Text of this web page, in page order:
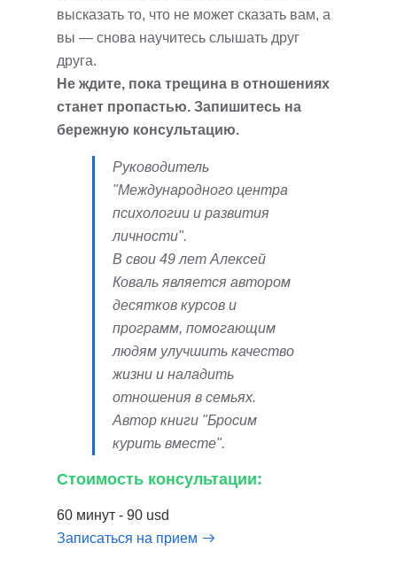
высказать то, что не может сказать вам, а
вы — снова научитесь слышать друг
друга.
Не ждите, пока трещина в отношениях
станет пропастью. Запишитесь на
бережную консультацию.
Руководитель
"Международного центра
психологии и развития
личности".
В свои 49 лет Алексей
Коваль является автором
десятков курсов и
программ, помогающим
людям улучшить качество
жизни и наладить
отношения в семьях.
Автор книги "Бросим
курить вместе".
Стоимость консультации:
60 минут - 90 usd
Записаться на прием